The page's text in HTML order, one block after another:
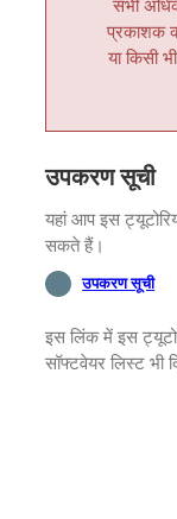
सभी
प्रकाशक
या किसी
उपकरण सूची
यहां आप इस
सकते हैं।
उपकरण सूची
इस लिंक में इस
सॉफ्टवेयर लिस्ट भी